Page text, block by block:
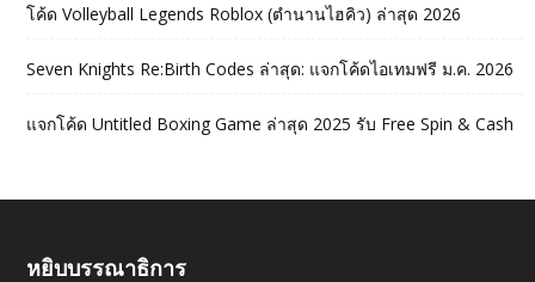
โค้ด Volleyball Legends Roblox (ตำนานไฮคิว) ล่าสุด 2026
Seven Knights Re:Birth Codes ล่าสุด: แจกโค้ดไอเทมฟรี ม.ค. 2026
แจกโค้ด Untitled Boxing Game ล่าสุด 2025 รับ Free Spin & Cash
หยิบบรรณาธิการ